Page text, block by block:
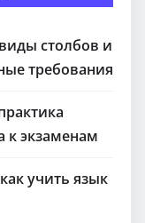
столбов и
требования
к экзаменам
учить язык